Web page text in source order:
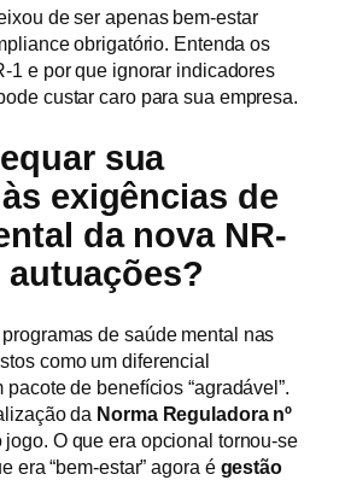
de ser apenas bem-estar
obrigatório. Entenda os
1 e por que ignorar indicadores
custar caro para sua empresa.
sua
exigências de
da nova NR-
autuações?
de saúde mental nas
como um diferencial
de benefícios “agradável”.
da Norma Reguladora nº
jogo. O que era opcional tornou-se
era “bem-estar” agora é gestão